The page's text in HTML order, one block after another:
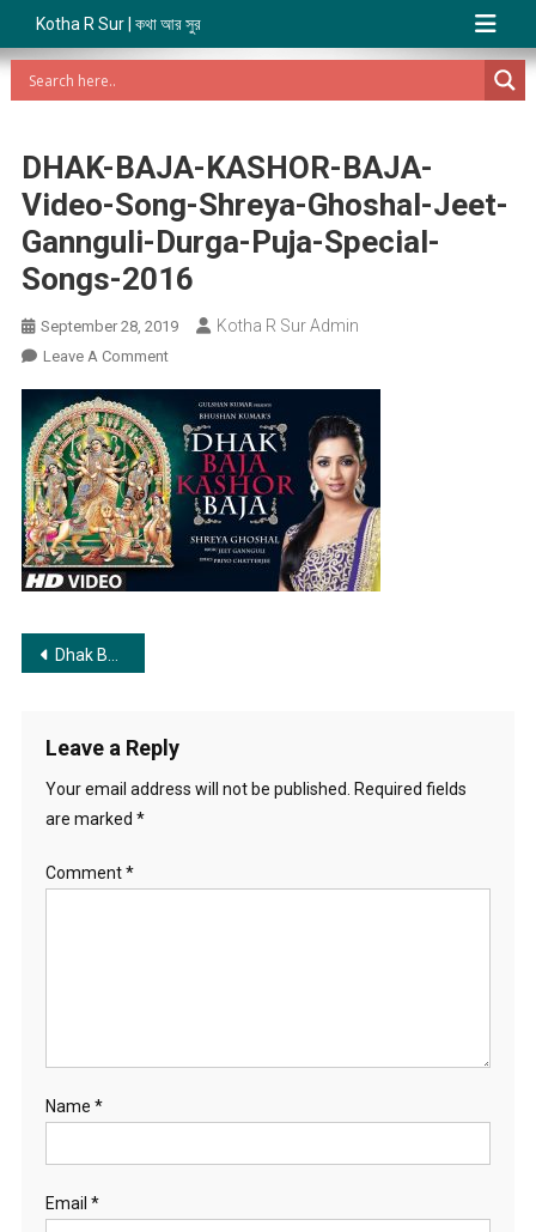
Kotha R Sur | কথা আর সুর
DHAK-BAJA-KASHOR-BAJA-
Video-Song-Shreya-Ghoshal-Jeet-
Gannguli-Durga-Puja-Special-
Songs-2016
September 28, 2019 Kotha R Sur Admin
Leave A CommentOn
BAJA-
KASHOR-
BAJA-
Video-
Song-
Shreya-
Ghoshal-
Songs-
Post
Dhak Baja Kasor Baja | ঢাক বাজা কাঁসর বাজা
Leave a Reply
Your email address will not be published.
Required fields
are marked *
Comment*
Name *
Email *